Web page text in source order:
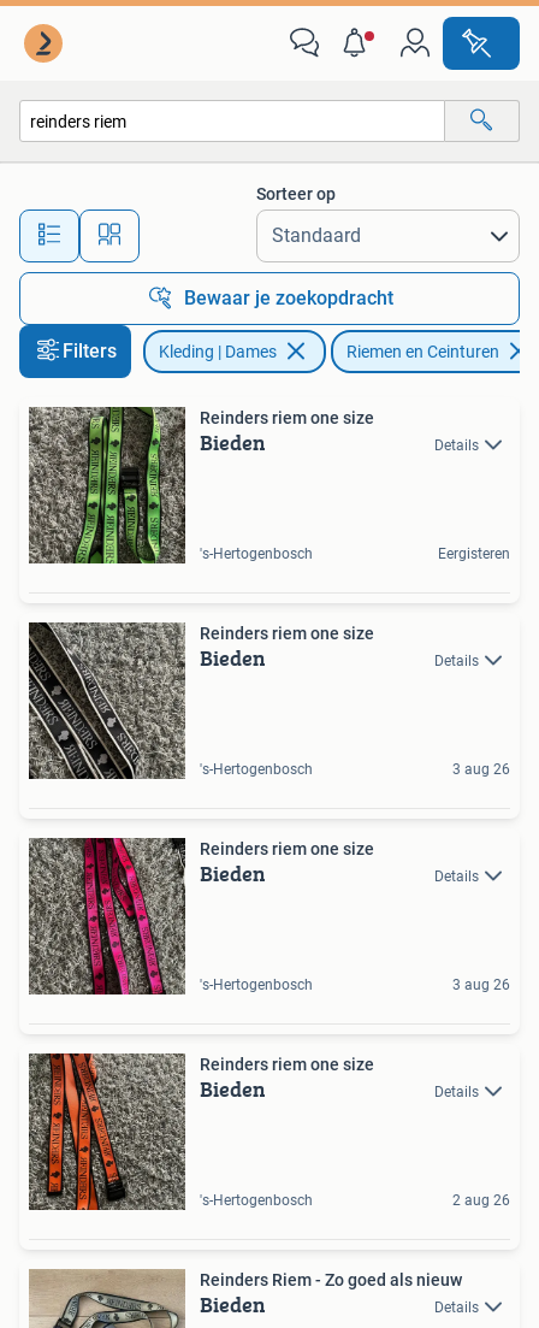
Alle afstanden…
Sorteer op
Bewaar je zoekopdracht
Filters Kleding | Dames Riemen en Ceinturen
Reinders riem one size
Bieden Details
's-Hertogenbosch Eergisteren
Reinders riem one size
Bieden Details
's-Hertogenbosch 3 aug 26
Reinders riem one size
Bieden Details
's-Hertogenbosch 3 aug 26
Reinders riem one size
Bieden Details
's-Hertogenbosch 2 aug 26
Reinders Riem - Zo goed als nieuw
Bieden Details